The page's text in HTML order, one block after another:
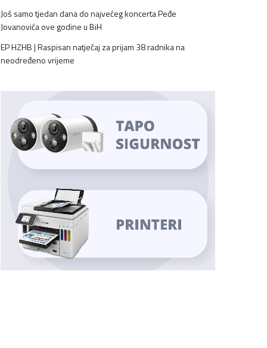
Još samo tjedan dana do najvećeg koncerta Peđe
Jovanovića ove godine u BiH
EP HZHB | Raspisan natječaj za prijam 38 radnika na
neodređeno vrijeme